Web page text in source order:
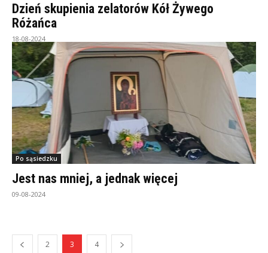
Dzień skupienia zelatorów Kół Żywego
Różańca
18-08-2024
Po sąsiedzku
Jest nas mniej, a jednak więcej
09-08-2024
2 3 4